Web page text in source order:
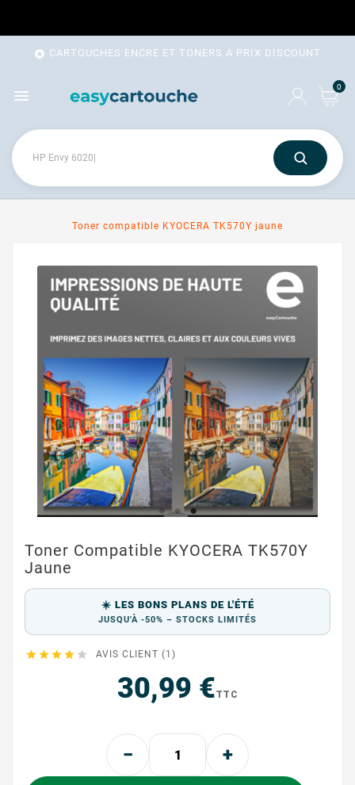
 CARTOUCHES ENCRE ET TONERS A PRIX DISCOUNT
 0
Toner compatible KYOCERA TK570Y jaune
Toner Compatible KYOCERA TK570Y
Jaune
☀️ LES BONS PLANS DE L'ÉTÉ
JUSQU'À -50% – STOCKS LIMITÉS
     AVIS CLIENT (1)
30,99 €TTC